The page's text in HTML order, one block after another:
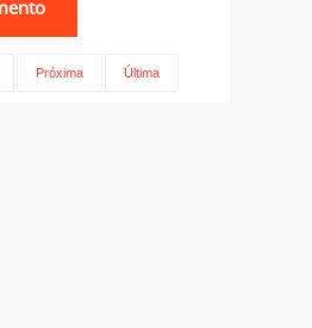
Próxima Última